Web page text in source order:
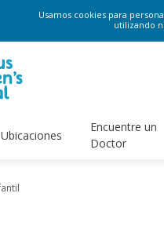
Usamos cookies para
utilizando
Ubicaciones
Encuentre un
Doctor